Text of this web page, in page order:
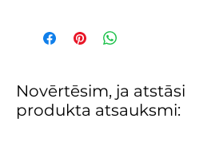
Base Coat bāzi dabīgiem nagiem
2. Uzklāj izvēlētā toņa 2 kārtas OPI
3. Uzklāj virskārtu pēc izvēles -
klasisko vai matēto
4. Ļauj nagiem nožūt
Novērtēsim, ja atstāsi
produkta atsauksmi: